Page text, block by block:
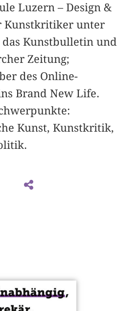
Luzern – Design &
Kunstkritiker unter
Kunstbulletin und
Zeitung;
des Online-
Brand New Life.
Kunst, Kunstkritik,